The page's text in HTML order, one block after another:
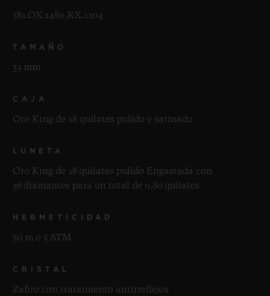
581.OX.1480.RX.1104
TAMAÑO
33 mm
CAJA
Oro King de 18 quilates pulido y satinado
LUNETA
Oro King de 18 quilates pulido Engastada con
36 diamantes para un total de 0,80 quilates
HERMETICIDAD
50 m o 5 ATM
CRISTAL
Zafiro con tratamiento antirreflejos